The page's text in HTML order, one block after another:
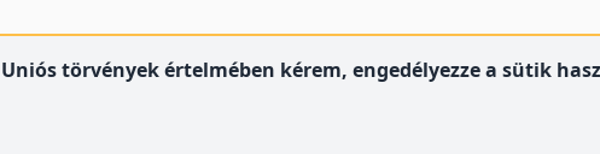
törvények értelmében kérem, engedélyezze a sütik